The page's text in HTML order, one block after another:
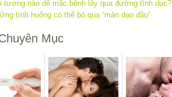
tượng nào dễ mắc bệnh lây qua đường tình dục?
tình huống có thể bỏ qua “màn dạo đầu”
Mục